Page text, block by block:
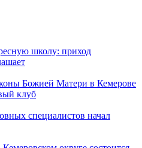
школу: приход
Божией Матери в Кемерове
клуб
специалистов начал